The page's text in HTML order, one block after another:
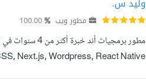
وليد س.
مطور ويب 100.00